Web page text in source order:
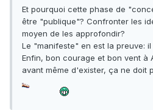
Et pourquoi cette phase de
être "publique"? Confronter les
moyen de les approfondir?
Le "manifeste" en est la preuve:
Enfin, bon courage et bon vent à
avant même d'exister, ça ne doit